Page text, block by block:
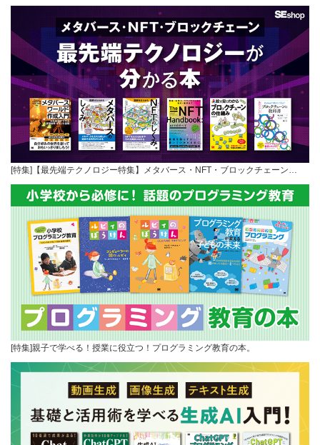
[特集]【最先端テクノロジー特集】メタバース・NFT・ブロックチェーン…
[特集]親子で学べる！授業に役立つ！プログラミング教育の本。